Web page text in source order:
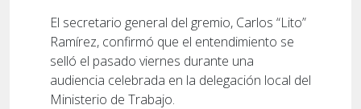
El secretario general del gremio, Carlos “Lito”
Ramírez, confirmó que el entendimiento se
selló el pasado viernes durante una
audiencia celebrada en la delegación local del
Ministerio de Trabajo.